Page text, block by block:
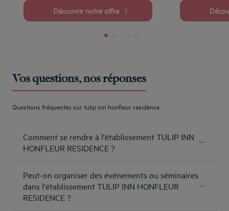
Découvrir notre offre
Vos questions, nos réponses
Questions fréquentes sur tulip inn honfleur residence
Comment se rendre à l'établissement TULIP INN
HONFLEUR RESIDENCE ?
et à 10 minutes des stations balnéaires de Trouville-
Deauville. Les plages du Débarquement sont à seulement
une heure de route mais de nombreux sites ou villes
Peut-on organiser des événements ou séminaires
dans l'établissement TULIP INN HONFLEUR
RESIDENCE ?